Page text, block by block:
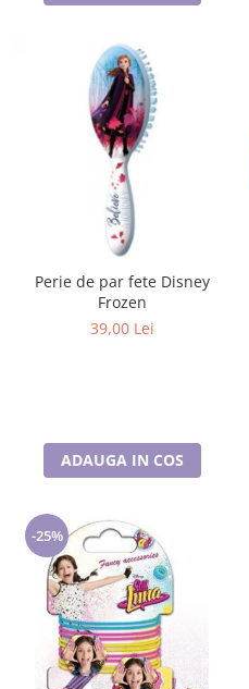
Perie de par fete Disney
Frozen
39,00 Lei
ADAUGA IN COS
-25%